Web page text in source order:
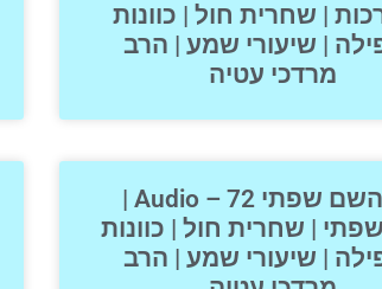
| שחרית חול | כוונות
| שיעורי שמע | הרב
מרדכי עטיה
04. השם שפתי 72 – Audio |
| שחרית חול | כוונות
| שיעורי שמע | הרב